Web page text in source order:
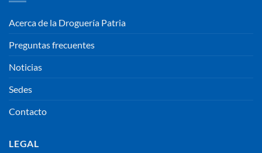
Acerca de la Droguería Patria
Preguntas frecuentes
Noticias
Sedes
Contacto
LEGAL